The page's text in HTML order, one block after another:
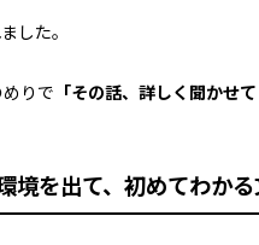
した。
りで 「その話、詳しく聞かせて
境を出て、初めてわか